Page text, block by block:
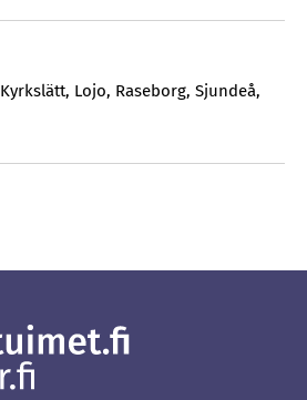
Kyrkslätt, Lojo, Raseborg, Sjundeå,